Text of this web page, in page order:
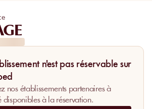
n'est pas réservable sur
nos établissements partenaires à
disponibles à la réservation.